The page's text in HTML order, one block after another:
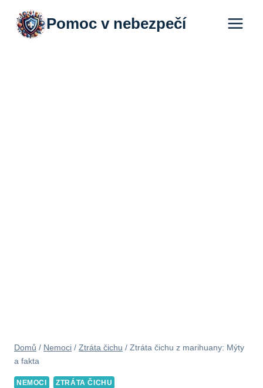
Přeskočit
obsah
Pomoc v nebezpečí
Domů / Nemoci / Ztráta čichu / Ztráta čichu z marihuany: Mýty
a fakta
NEMOCI ZTRÁTA ČICHU